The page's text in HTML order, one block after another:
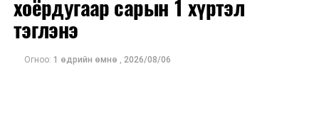
Ажиглагчдын үзэж буйгаар Мичиган дахь Сенатын
дүн нь ирэх арваннэгдүгээр сард болох АНУ-ын
хоёрдугаар сарын 1 хүртэл
тэглэнэ
Огноо: 1 өдрийн өмнө , 2026/08/06